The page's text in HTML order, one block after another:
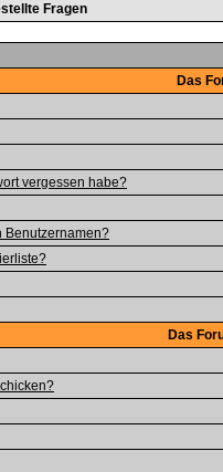
Fragen
Das
vergessen habe?
Benutzernamen?
Das